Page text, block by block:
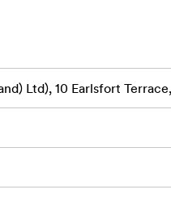
Ltd), 10 Earlsfort